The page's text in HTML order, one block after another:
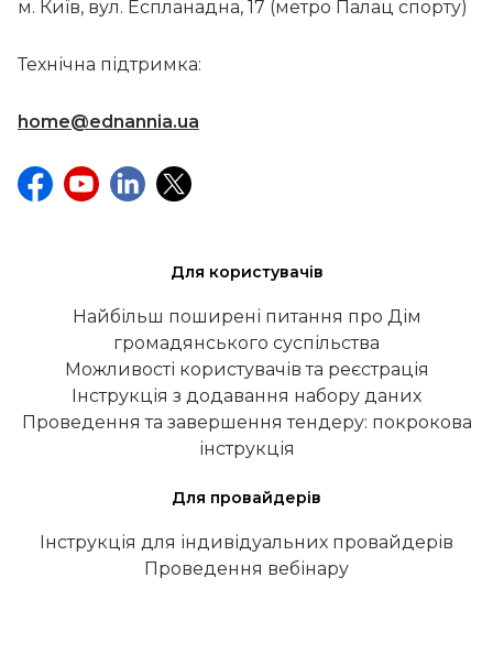
м. Київ, вул. Еспланадна, 17 (метро Палац спорту)
Технічна підтримка:
home@ednannia.ua
Для користувачів
Найбільш поширені питання про Дім
громадянського суспільства
Можливості користувачів та реєстрація
Інструкція з додавання набору даних
Проведення та завершення тендеру: покрокова
інструкція
Для провайдерів
Інструкція для індивідуальних провайдерів
Проведення вебінару